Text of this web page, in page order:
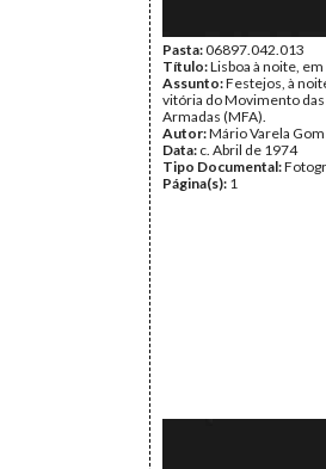
Pasta:06897.042.013
Título:Lisboa à noite,
Assunto:Festejos, à
vitória do Movimento
Armadas (MFA).
Autor:Mário Varela
Data: c. Abril de 1974
Tipo Documental:
Página(s): 1